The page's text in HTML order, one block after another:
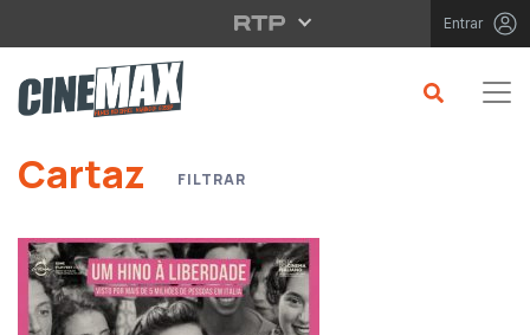
Saltar para o conteúdo principal Entrar
Cartaz FILTRAR